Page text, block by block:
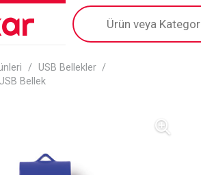
Products
search
/ USB Bellekler /
Bellek